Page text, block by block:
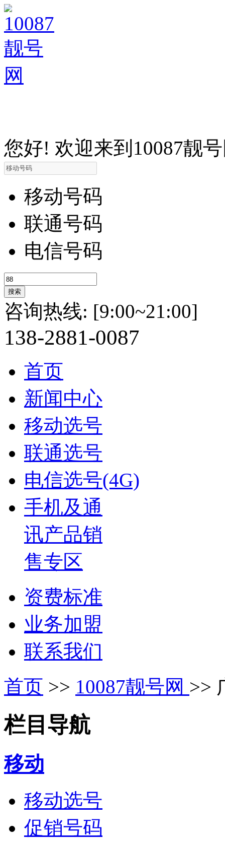
您好! 欢迎来到10087靓
移动号码
联通号码
电信号码
咨询热线: [9:00~21:00]
138-2881-0087
首页
新闻中心
移动选号
联通选号
电信选号(4G)
手机及通
讯产品销
售专区
资费标准
业务加盟
联系我们
首页 >> 10087靓号网 >>
栏目导航
移动
移动选号
促销号码